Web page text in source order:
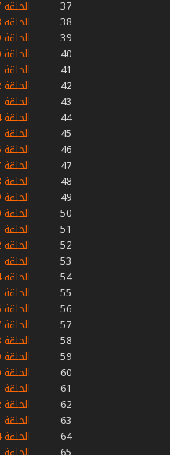
37
الحلقة 37
38
الحلقة 38
39
الحلقة 39
40
الحلقة 40
41
الحلقة 41
42
الحلقة 42
43
الحلقة 43
44
الحلقة 44
45
الحلقة 45
46
الحلقة 46
47
الحلقة 47
48
الحلقة 48
49
الحلقة 49
50
الحلقة 50
51
الحلقة 51
52
الحلقة 52
53
الحلقة 53
54
الحلقة 54
55
الحلقة 55
56
الحلقة 56
57
الحلقة 57
58
الحلقة 58
59
الحلقة 59
60
الحلقة 60
61
الحلقة 61
62
الحلقة 62
63
الحلقة 63
64
الحلقة 64